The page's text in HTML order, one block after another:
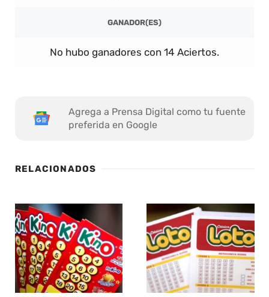
GANADOR(ES)
No hubo ganadores con 14 Aciertos.
Agrega a Prensa Digital como tu fuente
preferida en Google
RELACIONADOS